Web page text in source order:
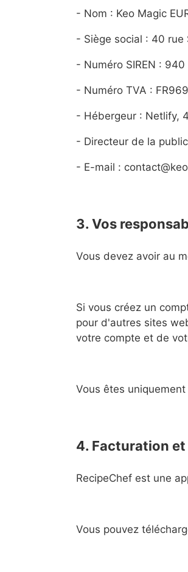
- Nom : Keo Magic
- Siège social : 40 rue
- Numéro SIREN :
- Numéro TVA :
- Hébergeur : Netlify,
- Directeur de la
- E-mail :
3. Vos
Vous devez avoir au
Si vous créez un
pour d'autres sites
votre compte et de
Vous êtes
4. Facturation
RecipeChef est une
Vous pouvez